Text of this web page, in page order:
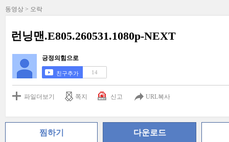
동영상 > 오락
런닝맨.E805.260531.1080p-NEXT
긍정의힘으로
친구추가 14
파일더보기 쪽지 신고 URL복사
찜하기 다운로드